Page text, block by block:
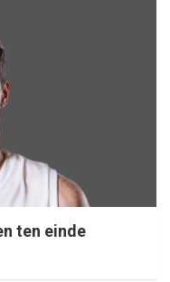
ten einde